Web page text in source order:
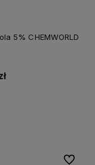
5% CHEMWORLD
Do